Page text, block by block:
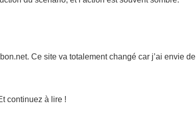
Ce site va totalement changé car j’ai envie de
continuez à lire !